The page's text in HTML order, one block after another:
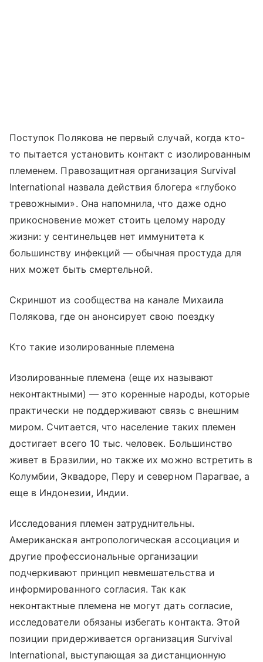
Поступок Полякова не первый случай, когда кто-
то пытается установить контакт с изолированным
племенем. Правозащитная организация Survival
International назвала действия блогера «глубоко
тревожными». Она напомнила, что даже одно
прикосновение может стоить целому народу
жизни: у сентинельцев нет иммунитета к
большинству инфекций — обычная простуда для
них может быть смертельной.
Скриншот из сообщества на канале Михаила
Полякова, где он анонсирует свою поездку
Кто такие изолированные племена
Изолированные племена (еще их называют
неконтактными) — это коренные народы, которые
практически не поддерживают связь с внешним
миром. Считается, что население таких племен
достигает всего 10 тыс. человек. Большинство
живет в Бразилии, но также их можно встретить в
Колумбии, Эквадоре, Перу и северном Парагвае, а
еще в Индонезии, Индии.
Исследования племен затруднительны.
Американская антропологическая ассоциация и
другие профессиональные организации
подчеркивают принцип невмешательства и
информированного согласия. Так как
неконтактные племена не могут дать согласие,
исследователи обязаны избегать контакта. Этой
позиции придерживается организация Survival
International, выступающая за дистанционную